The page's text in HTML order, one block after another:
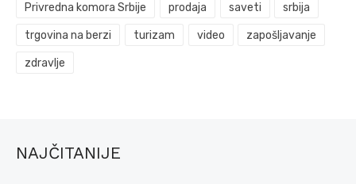
Privredna komora Srbije prodaja saveti srbija
trgovina na berzi turizam video zapošljavanje
zdravlje
NAJČITANIJE